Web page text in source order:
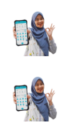
PAPUA
WN
PAPUA
WN
RIAU